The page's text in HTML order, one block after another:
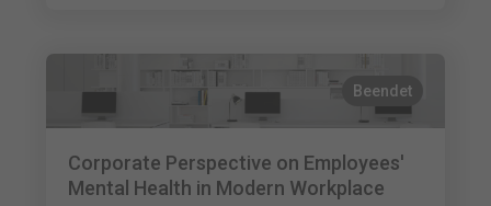
Beendet
Corporate Perspective on Employees'
Mental Health in Modern Workplace